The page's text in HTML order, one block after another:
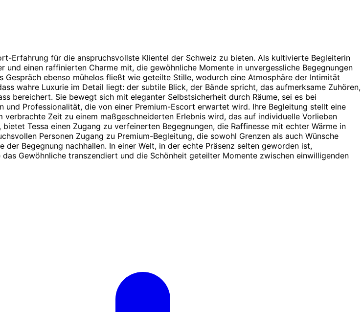
Erfahrung für die anspruchsvollste Klientel der Schweiz zu bieten. Als kultivierte Begleiterin
einen raffinierten Charme mit, die gewöhnliche Momente in unvergessliche Begegnungen
ebenso mühelos fließt wie geteilte Stille, wodurch eine Atmosphäre der Intimität
wahre Luxurie im Detail liegt: der subtile Blick, der Bände spricht, das aufmerksame Zuhören,
bereichert. Sie bewegt sich mit eleganter Selbstsicherheit durch Räume, sei es bei
Professionalität, die von einer Premium-Escort erwartet wird. Ihre Begleitung stellt eine
Zeit zu einem maßgeschneiderten Erlebnis wird, das auf individuelle Vorlieben
Tessa einen Zugang zu verfeinerten Begegnungen, die Raffinesse mit echter Wärme in
Personen Zugang zu Premium-Begleitung, die sowohl Grenzen als auch Wünsche
Begegnung nachhallen. In einer Welt, in der echte Präsenz selten geworden ist,
Gewöhnliche transzendiert und die Schönheit geteilter Momente zwischen einwilligenden